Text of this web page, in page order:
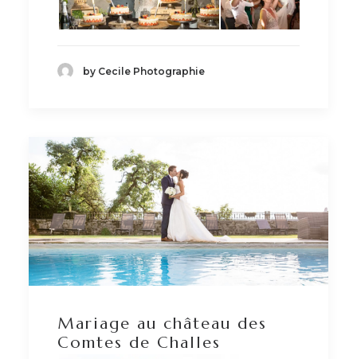
by Cecile Photographie
Mariage au château des
Comtes de Challes